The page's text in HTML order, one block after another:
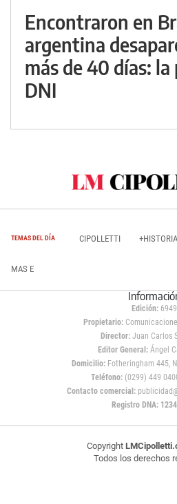
Encontraron en
argentina
más de 40 días:
DNI
TEMAS DEL DÍA CIPOLLETTI
MAS E
Edición: 6949
Propietario:
Director: Juan Carlos
Editor General:Ángel
Domicilio:Fotheringham 445,
Teléfono: (0299) 449
Contacto comercial:
Registro DNA:
Copyright
Todos los derechos